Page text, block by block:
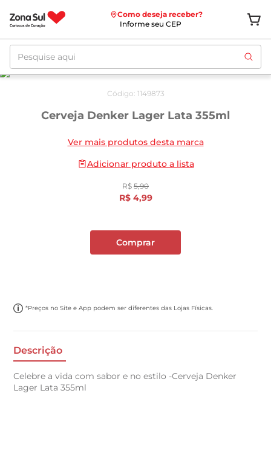
Como deseja receber?
Informe seu CEP
Pesquise aqui
10/08
Código: 1149873
Cerveja Denker Lager Lata 355ml
Ver mais produtos desta marca
Adicionar produto a lista
R$ 5,90
R$ 4,99
Comprar
*Preços no Site e App podem ser diferentes das Lojas Físicas.
Descrição
Celebre a vida com sabor e no estilo -Cerveja Denker
Lager Lata 355ml